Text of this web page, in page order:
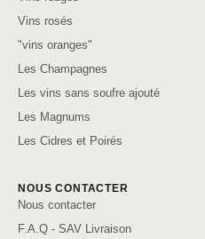
Vins rosés
"vins oranges"
Les Champagnes
Les vins sans soufre ajouté
Les Magnums
Les Cidres et Poirés
NOUS CONTACTER
Nous contacter
F.A.Q - SAV Livraison